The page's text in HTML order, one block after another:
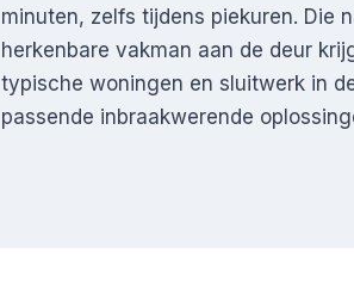
minuten, zelfs tijdens piekuren. Die
herkenbare vakman aan de deur
typische woningen en sluitwerk in
passende inbraakwerende